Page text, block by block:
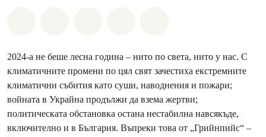
2024-а не беше лесна година – нито по света, нито у нас. С
климатичните промени по цял свят зачестиха екстремните
климатични събития като суши, наводнения и пожари;
войната в Украйна продължи да взема жертви;
политическата обстановка остана нестабилна навсякъде,
включително и в България. Въпреки това от „Грийнпийс“ –